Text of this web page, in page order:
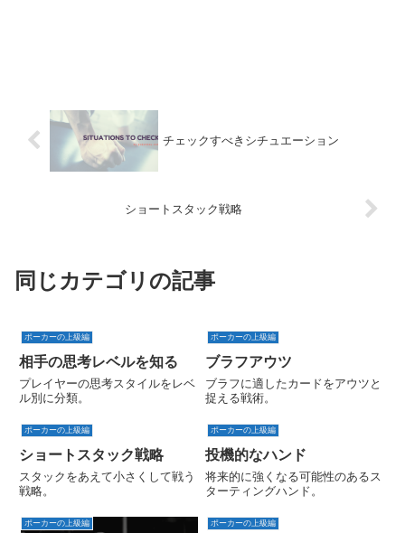
チェックすべきシチュエーション
ショートスタック戦略
同じカテゴリの記事
ポーカーの上級編
相手の思考レベルを知る
プレイヤーの思考スタイルをレベ
ル別に分類。
ポーカーの上級編
ブラフアウツ
ブラフに適したカードをアウツと
捉える戦術。
ポーカーの上級編
ショートスタック戦略
スタックをあえて小さくして戦う
戦略。
ポーカーの上級編
投機的なハンド
将来的に強くなる可能性のあるス
ターティングハンド。
ポーカーの上級編 ポーカーの上級編